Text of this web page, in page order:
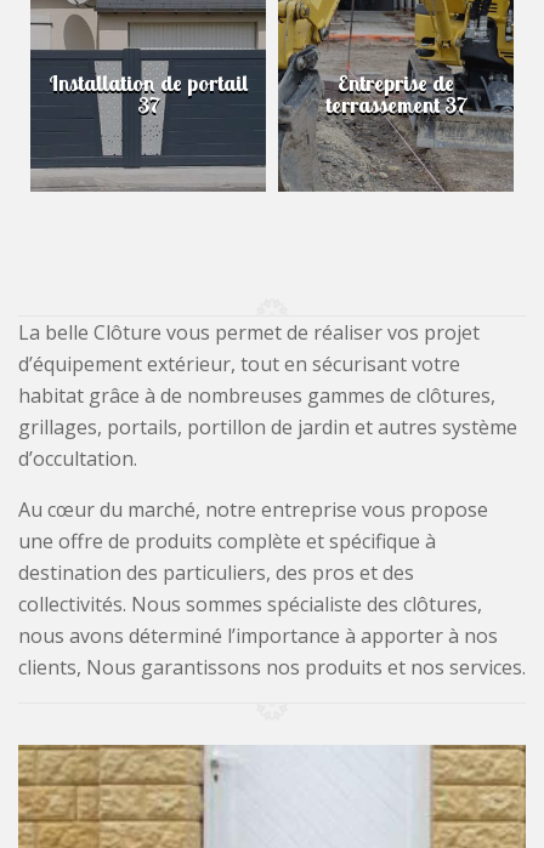
Installation de portail
37
Entreprise de
terrassement 37
La belle Clôture vous permet de réaliser vos projet
d’équipement extérieur, tout en sécurisant votre
habitat grâce à de nombreuses gammes de clôtures,
grillages, portails, portillon de jardin et autres système
d’occultation.
Au cœur du marché, notre entreprise vous propose
une offre de produits complète et spécifique à
destination des particuliers, des pros et des
collectivités. Nous sommes spécialiste des clôtures,
nous avons déterminé l’importance à apporter à nos
clients, Nous garantissons nos produits et nos services.